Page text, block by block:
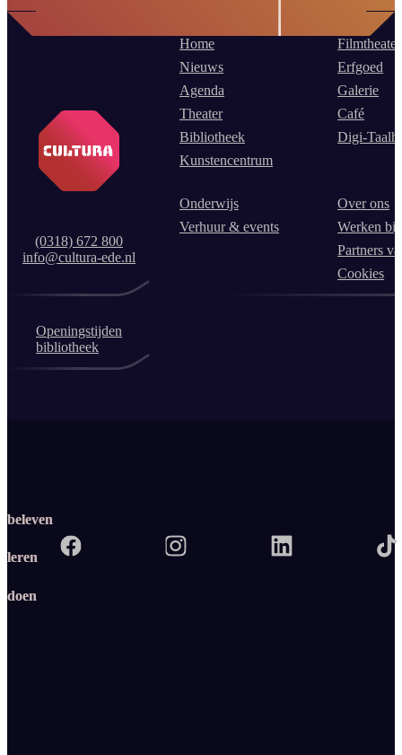
(0318) 672 800
info@cultura-ede.nl
Home
Nieuws
Agenda
Theater
Bibliotheek
Kunstencentrum
Filmtheater
Erfgoed
Galerie
Café
Digi-
Onderwijs
Verhuur & events
Over ons
Werken
Partners
Cookies
Openingstijden
bibliotheek
beleven
leren
doen